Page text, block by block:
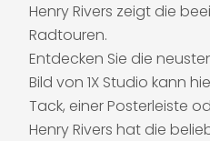
Henry Rivers zeigt die
Radtouren.
Entdecken Sie die
Bild von 1X Studio kann
Tack, einer Posterleiste
Henry Rivers hat die